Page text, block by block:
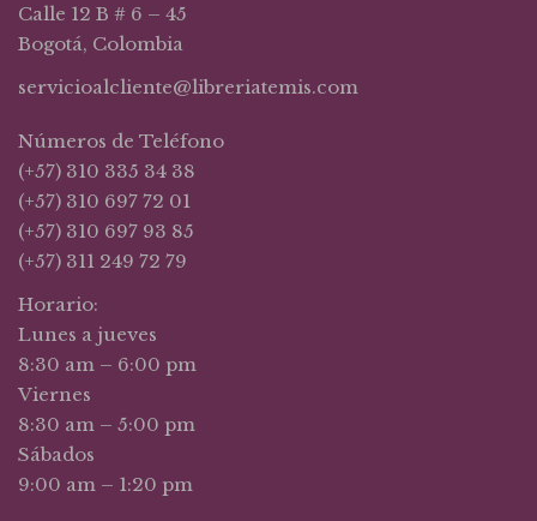
Calle 12 B # 6 – 45
Bogotá, Colombia
servicioalcliente@libreriatemis.com
Números de Teléfono
(+57) 310 335 34 38
(+57) 310 697 72 01
(+57) 310 697 93 85
(+57) 311 249 72 79
Horario:
Lunes a jueves
8:30 am – 6:00 pm
Viernes
8:30 am – 5:00 pm
Sábados
9:00 am – 1:20 pm